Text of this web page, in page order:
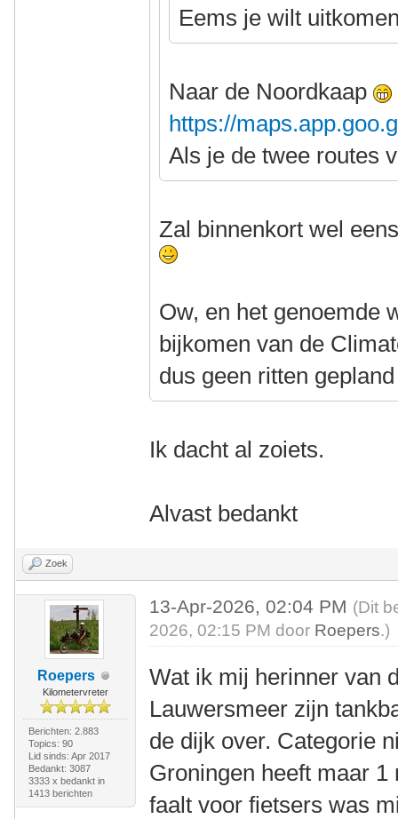
Eems je wilt
Naar de Noordkaap
https://
Als je de twee routes
Zal binnenkort wel
Ow, en het genoemde
bijkomen van de
dus geen ritten
Ik dacht al zoiets.
Alvast bedankt
Zoek
Roepers
Kilometervreter
Berichten: 2.883
Topics: 90
Lid sinds: Apr 2017
Bedankt: 3087
3333 x bedankt in
1413 berichten
13-Apr-2026, 02:04 PM (Dit
2026, 02:15 PM door Roepers.)
Wat ik mij herinner van
Lauwersmeer zijn
de dijk over. Categorie
Groningen heeft maar
faalt voor fietsers was